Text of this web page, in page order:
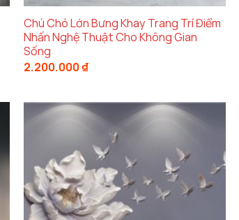
Chú Chó Lớn Bưng Khay Trang Trí Điểm
Nhấn Nghệ Thuật Cho Không Gian
Sống
2.200.000₫